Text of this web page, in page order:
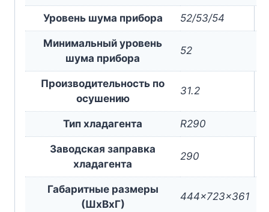
Уровень шума прибора 52/53/54
Минимальный уровень
шума прибора
52
Производительность по
осушению
31.2
Тип хладагента R290
Заводская заправка
хладагента
290
Габаритные размеры
(ШxВxГ)
444x723x361